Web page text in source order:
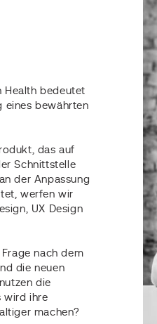
Health bedeutet
eines bewährten
das auf
Schnittstelle
der Anpassung
werfen wir
UX Design
nach dem
die neuen
die
wird ihre
machen?